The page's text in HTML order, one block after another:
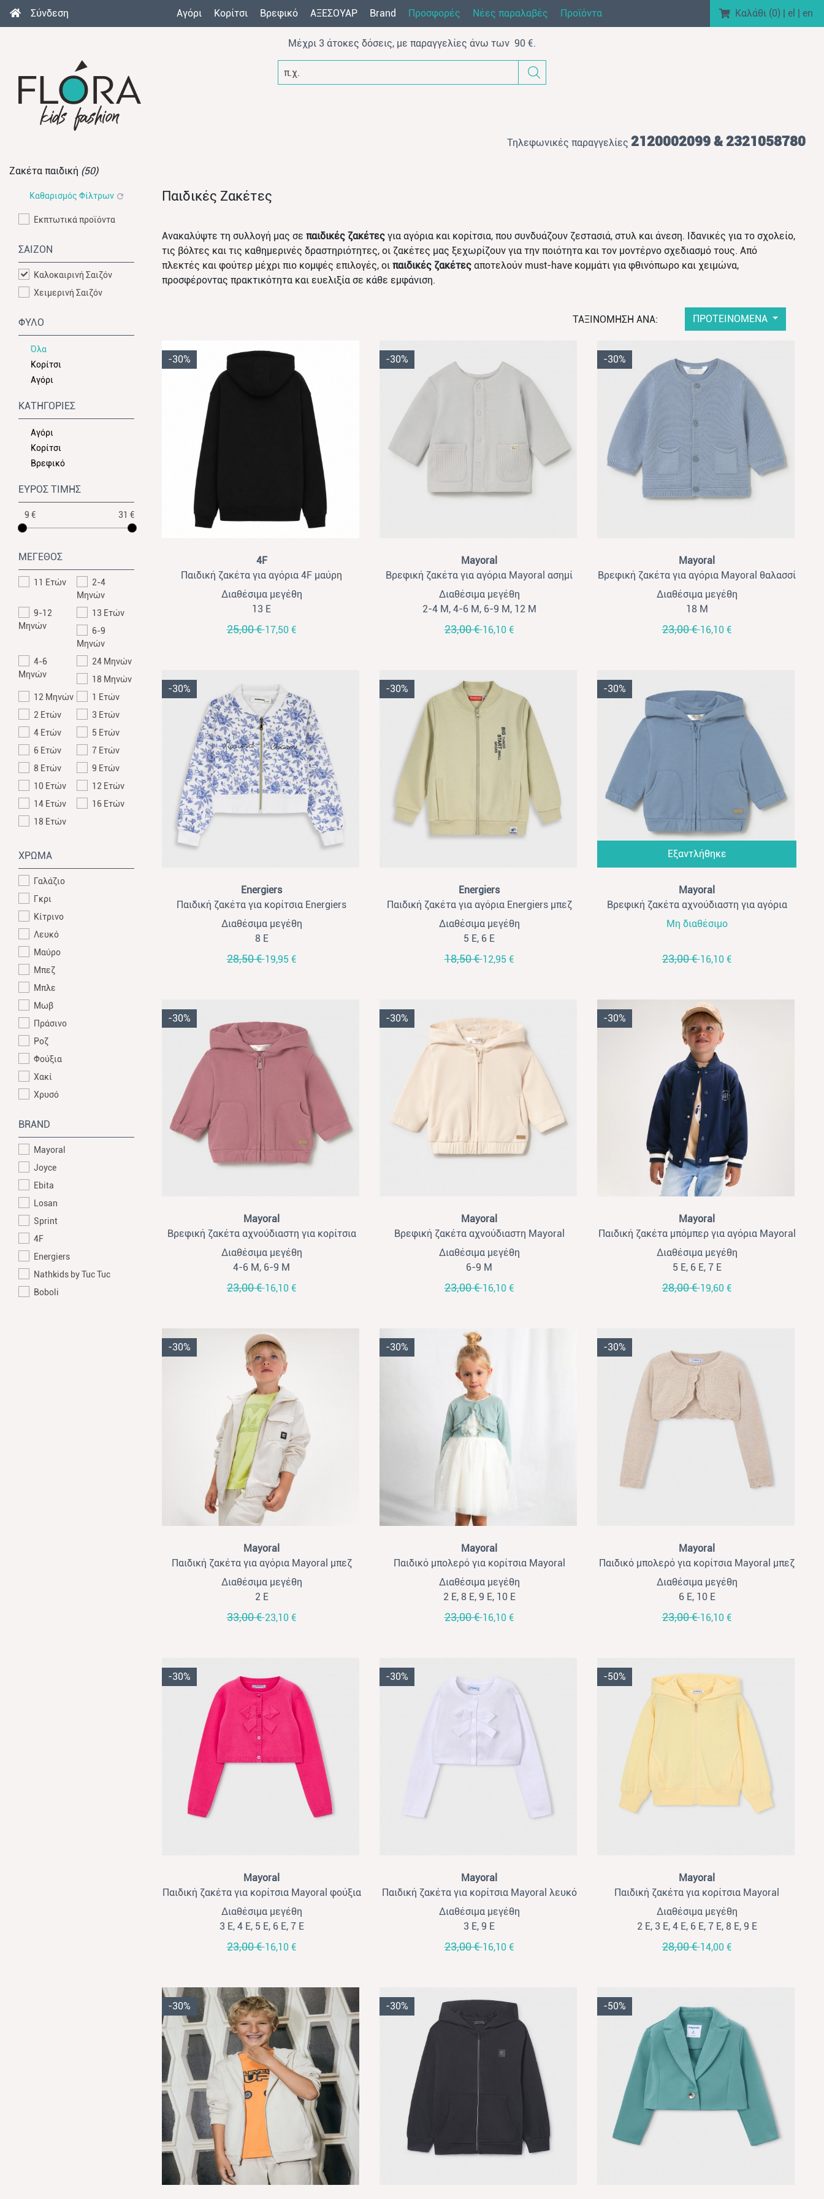
Σύνδεση Αγόρι Κορίτσι Βρεφικό AΞEΣOYAP Brand Προσφορές Νέες παραλαβές Προϊόντα Καλάθι (0) | el | en
Μέχρι 3 άτοκες δόσεις, με παραγγελίες άνω των 90 €.
π.χ. φόρμα βελουτ
Τηλεφωνικές παραγγελίες 2120002099 & 2321058780
Ζακέτα παιδική (50)
Καθαρισμός Φίλτρων
Εκπτωτικά προϊόντα
ΣΑΙΖΟΝ
Καλοκαιρινή Σαιζόν
Χειμερινή Σαιζόν
ΦΥΛΟ
Όλα
Κορίτσι
Αγόρι
ΚΑΤΗΓΟΡΙΕΣ
Αγόρι
Κορίτσι
Βρεφικό
ΕΥΡΟΣ ΤΙΜΗΣ
9 € 31 €
ΜΕΓΕΘΟΣ
11 Ετών
2-4
Μηνών
9-12
Μηνών
13 Ετών
6-9
Μηνών
4-6
Μηνών
24 Μηνών
18 Μηνών
12 Μηνών
1 Ετών
2 Ετών
3 Ετών
4 Ετών
5 Ετών
6 Ετών
7 Ετών
8 Ετών
9 Ετών
10 Ετών
12 Ετών
14 Ετών
16 Ετών
18 Ετών
ΧΡΩΜΑ
Γαλάζιο
Γκρι
Κίτρινο
Λευκό
Μαύρο
Μπεζ
Μπλε
Μωβ
Πράσινο
Ροζ
Φούξια
Χακί
Χρυσό
BRAND
Mayoral
Joyce
Ebita
Losan
Sprint
4F
Energiers
Nathkids by Tuc Tuc
Boboli
Παιδικές Ζακέτες
Ανακαλύψτε τη συλλογή μας σε παιδικές ζακέτες για αγόρια και κορίτσια, που συνδυάζουν ζεστασιά, στυλ και άνεση. Ιδανικές για το σχολείο,
τις βόλτες και τις καθημερινές δραστηριότητες, οι ζακέτες μας ξεχωρίζουν για την ποιότητα και τον μοντέρνο σχεδιασμό τους. Από
πλεκτές και φούτερ μέχρι πιο κομψές επιλογές, οι παιδικές ζακέτες αποτελούν must-have κομμάτι για φθινόπωρο και χειμώνα,
προσφέροντας πρακτικότητα και ευελιξία σε κάθε εμφάνιση.
ΤΑΞΙΝΟΜΗΣΗ ΑΝΑ: ΠΡΟΤΕΙΝΟΜΕΝΑ
-30%
4F
Παιδική ζακέτα για αγόρια 4F μαύρη
Διαθέσιμα μεγέθη
13 Ε
25,00 €17,50 €
-30%
Mayoral
Βρεφική ζακέτα για αγόρια Mayoral ασημί
Διαθέσιμα μεγέθη
2-4 Μ, 4-6 Μ, 6-9 Μ, 12 Μ
23,00 €16,10 €
-30%
Mayoral
Βρεφική ζακέτα για αγόρια Mayoral θαλασσί
Διαθέσιμα μεγέθη
18 Μ
23,00 €16,10 €
-30%
Energiers
Παιδική ζακέτα για κορίτσια Energiers
λευκό-σιέλ
Διαθέσιμα μεγέθη
8 Ε
28,50 €19,95 €
-30%
Energiers
Παιδική ζακέτα για αγόρια Energiers μπεζ
Διαθέσιμα μεγέθη
5 Ε, 6 Ε
18,50 €12,95 €
-30%
Εξαντλήθηκε
Mayoral
Βρεφική ζακέτα αχνούδιαστη για αγόρια
Mayoral σιέλ
Μη διαθέσιμο
23,00 €16,10 €
-30%
Mayoral
Βρεφική ζακέτα αχνούδιαστη για κορίτσια
Mayoral ροζ
Διαθέσιμα μεγέθη
4-6 Μ, 6-9 Μ
23,00 €16,10 €
-30%
Mayoral
Βρεφική ζακέτα αχνούδιαστη Mayoral
εκρού
Διαθέσιμα μεγέθη
6-9 Μ
23,00 €16,10 €
-30%
Mayoral
Παιδική ζακέτα μπόμπερ για αγόρια Mayoral
μαρέν
Διαθέσιμα μεγέθη
5 Ε, 6 Ε, 7 Ε
28,00 €19,60 €
-30%
Mayoral
Παιδική ζακέτα για αγόρια Mayoral μπεζ
Διαθέσιμα μεγέθη
2 Ε
33,00 €23,10 €
-30%
Mayoral
Παιδικό μπολερό για κορίτσια Mayoral
βεραμάν
Διαθέσιμα μεγέθη
2 Ε, 8 Ε, 9 Ε, 10 Ε
23,00 €16,10 €
-30%
Mayoral
Παιδικό μπολερό για κορίτσια Mayoral μπεζ
Διαθέσιμα μεγέθη
6 Ε, 10 Ε
23,00 €16,10 €
-30%
Mayoral
Παιδική ζακέτα για κορίτσια Mayoral φούξια
Διαθέσιμα μεγέθη
3 Ε, 4 Ε, 5 Ε, 6 Ε, 7 Ε
23,00 €16,10 €
-30%
Mayoral
Παιδική ζακέτα για κορίτσια Mayoral λευκό
Διαθέσιμα μεγέθη
3 Ε, 9 Ε
23,00 €16,10 €
-50%
Mayoral
Παιδική ζακέτα για κορίτσια Mayoral
κίτρινο
Διαθέσιμα μεγέθη
2 Ε, 3 Ε, 4 Ε, 6 Ε, 7 Ε, 8 Ε, 9 Ε
28,00 €14,00 €
-30% -30% -50%